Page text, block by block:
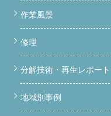
作業風景
修理
分解技術・再生レポート
地域別事例